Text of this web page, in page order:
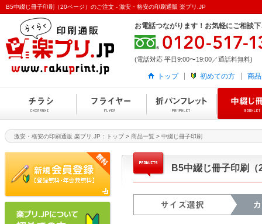
B5中綴じ冊子印刷（20ページ）のご注文 - 激安・格安の印刷通販 楽プリ.JP
お電話つながります！お気軽にご相談
(電話対応 平日9:00〜19:00／通話料無料)
トップ 初めての方 商
激安・格安の印刷通販 楽プリ.JP：トップ> 商品一覧 > 中綴じ冊子印刷
B5中綴じ冊子印刷